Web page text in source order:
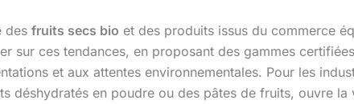
des fruits secs bio et des produits issus du commerce
sur ces tendances, en proposant des gammes
et aux attentes environnementales. Pour les
déshydratés en poudre ou des pâtes de fruits, ouvre la